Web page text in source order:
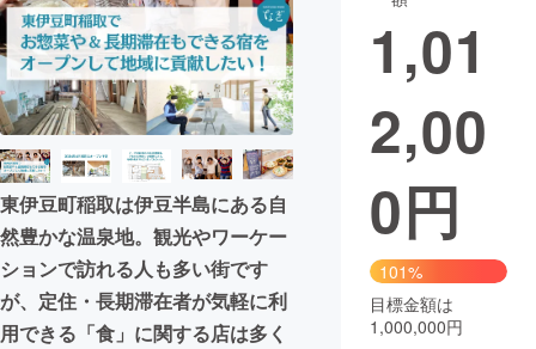
映像・映画 書籍・雑誌
ビジネス・起業 チャレンジ
まちづくり・地域活性化
CAMPFIRE for Social Good
CAMPFIRE Creation
CAMPFIREふるさと納税machi-ya コミュニティ
東伊豆町稲取は伊豆半島にある自
然豊かな温泉地。観光やワーケー
ションで訪れる人も多い街です
が、定住・長期滞在者が気軽に利
用できる「食」に関する店は多く
1,01
2,00
0円
101%
目標金額は
1,000,000円